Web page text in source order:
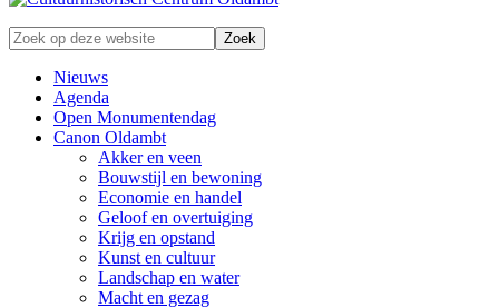
Zonder
verleden
geen
toekomst
Zoek
op
deze
website
Nieuws
Agenda
Open Monumentendag
Canon Oldambt
Akker en veen
Bouwstijl en bewoning
Economie en handel
Geloof en overtuiging
Krijg en opstand
Kunst en cultuur
Landschap en water
Macht en gezag